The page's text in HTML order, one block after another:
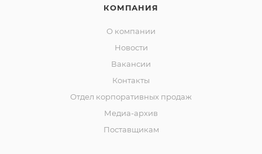
КОМПАНИЯ
О компании
Новости
Вакансии
Контакты
Отдел корпоративных продаж
Медиа-архив
Поставщикам